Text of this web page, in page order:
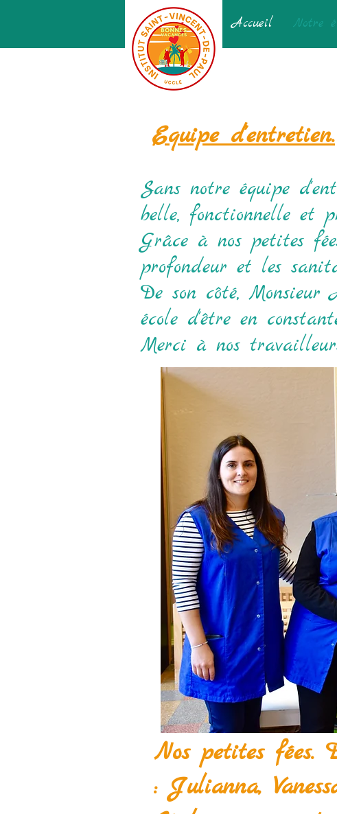
Accueil Notre
Equipe d'entretien.
Sans notre équipe
belle, fonctionnelle et
Grâce à nos petites
profondeur et les
De son côté,
école d'être en
Merci à nos
Nos petites fées.
: Julianna,